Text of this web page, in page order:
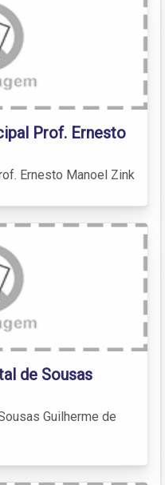
Prof. Ernesto
Ernesto Manoel Zink
de Sousas
Guilherme de